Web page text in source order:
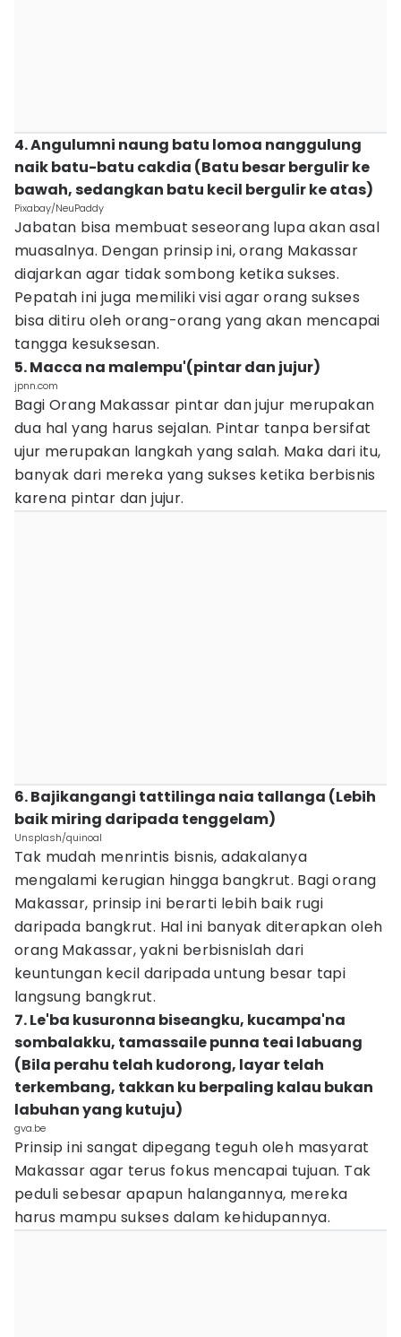
4. Angulumni naung batu lomoa nanggulung
naik batu-batu cakdia (Batu besar bergulir ke
bawah, sedangkan batu kecil bergulir ke atas)
Pixabay/NeuPaddy
Jabatan bisa membuat seseorang lupa akan asal
muasalnya. Dengan prinsip ini, orang Makassar
diajarkan agar tidak sombong ketika sukses.
Pepatah ini juga memiliki visi agar orang sukses
bisa ditiru oleh orang-orang yang akan mencapai
tangga kesuksesan.
5. Macca na malempu'(pintar dan jujur)
jpnn.com
Bagi Orang Makassar pintar dan jujur merupakan
dua hal yang harus sejalan. Pintar tanpa bersifat
ujur merupakan langkah yang salah. Maka dari itu,
banyak dari mereka yang sukses ketika berbisnis
karena pintar dan jujur.
6. Bajikangangi tattilinga naia tallanga (Lebih
baik miring daripada tenggelam)
Unsplash/quinoal
Tak mudah menrintis bisnis, adakalanya
mengalami kerugian hingga bangkrut. Bagi orang
Makassar, prinsip ini berarti lebih baik rugi
daripada bangkrut. Hal ini banyak diterapkan oleh
orang Makassar, yakni berbisnislah dari
keuntungan kecil daripada untung besar tapi
langsung bangkrut.
7. Le'ba kusuronna biseangku, kucampa'na
sombalakku, tamassaile punna teai labuang
(Bila perahu telah kudorong, layar telah
terkembang, takkan ku berpaling kalau bukan
labuhan yang kutuju)
gva.be
Prinsip ini sangat dipegang teguh oleh masyarat
Makassar agar terus fokus mencapai tujuan. Tak
peduli sebesar apapun halangannya, mereka
harus mampu sukses dalam kehidupannya.